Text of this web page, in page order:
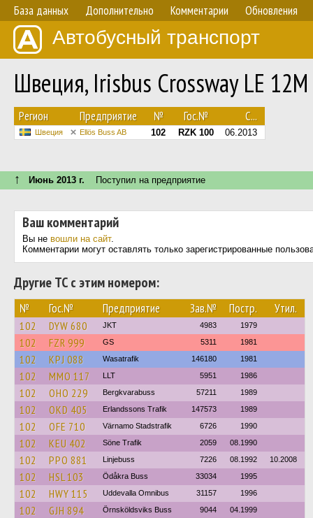
База данных Дополнительно Комментарии Обновления
Автобусный транспорт
Швеция, Irisbus Crossway LE
Регион Предприятие № Гос.№ С...
Швеция Ellös Buss AB 102 RZK 100 06.2013
↑ Июнь 2013 г. Поступил на предприятие
Ваш комментарий
Вы не вошли на сайт.
Комментарии могут оставлять только зарегистрированные
Другие ТС с этим номером:
№ Гос.№ Предприятие Зав.№ Постр. Утил.
102 DYW 680 JKT 4983 1979
102 FZR 999 GS 5311 1981
102 KPJ 088 Wasatrafik 146180 1981
102 MMO 117 LLT 5951 1986
102 OHO 229 Bergkvarabuss 57211 1989
102 OKD 405 Erlandssons Trafik 147573 1989
102 OFE 710 Värnamo Stadstrafik 6726 1990
102 KEU 402 Söne Trafik 2059 08.1990
102 PPO 881 Linjebuss 7226 08.1992 10.2008
102 HSL 103 Ödåkra Buss 33034 1995
102 HWY 115 Uddevalla Omnibus 31157 1996
102 GJH 894 Örnsköldsviks Buss 9044 04.1999